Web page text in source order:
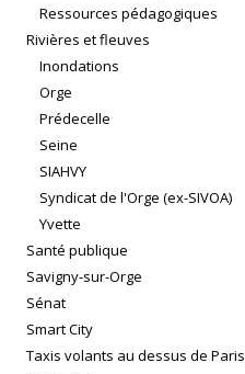
Ressources pédagogiques
Rivières et fleuves
Inondations
Orge
Prédecelle
Seine
SIAHVY
Syndicat de l'Orge (ex-SIVOA)
Yvette
Santé publique
Savigny-sur-Orge
Sénat
Smart City
Taxis volants au dessus de Paris